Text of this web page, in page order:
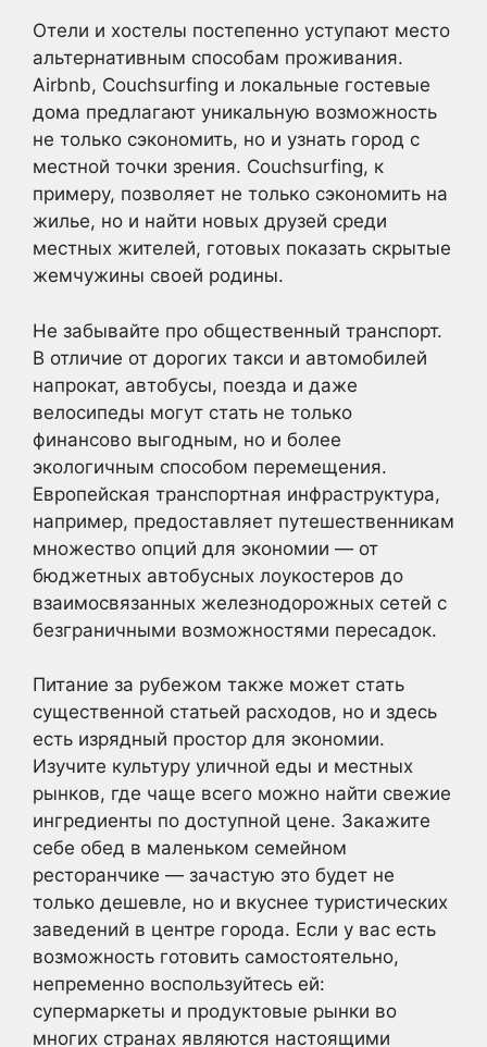
Отели и хостелы постепенно уступают место
альтернативным способам проживания.
Airbnb, Couchsurfing и локальные гостевые
дома предлагают уникальную возможность
не только сэкономить, но и узнать город с
местной точки зрения. Couchsurfing, к
примеру, позволяет не только сэкономить на
жилье, но и найти новых друзей среди
местных жителей, готовых показать скрытые
жемчужины своей родины.
Не забывайте про общественный транспорт.
В отличие от дорогих такси и автомобилей
напрокат, автобусы, поезда и даже
велосипеды могут стать не только
финансово выгодным, но и более
экологичным способом перемещения.
Европейская транспортная инфраструктура,
например, предоставляет путешественникам
множество опций для экономии — от
бюджетных автобусных лоукостеров до
взаимосвязанных железнодорожных сетей с
безграничными возможностями пересадок.
Питание за рубежом также может стать
существенной статьей расходов, но и здесь
есть изрядный простор для экономии.
Изучите культуру уличной еды и местных
рынков, где чаще всего можно найти свежие
ингредиенты по доступной цене. Закажите
себе обед в маленьком семейном
ресторанчике — зачастую это будет не
только дешевле, но и вкуснее туристических
заведений в центре города. Если у вас есть
возможность готовить самостоятельно,
непременно воспользуйтесь ей:
супермаркеты и продуктовые рынки во
многих странах являются настоящими